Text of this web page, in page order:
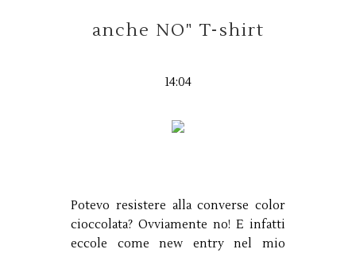
anche NO" T-shirt
14:04
Potevo resistere alla converse color
cioccolata? Ovviamente no! E infatti
eccole come new entry nel mio